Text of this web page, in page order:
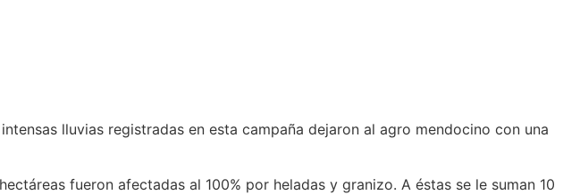
lluvias registradas en esta campaña dejaron al agro mendocino con una
fueron afectadas al 100% por heladas y granizo. A éstas se le suman 10